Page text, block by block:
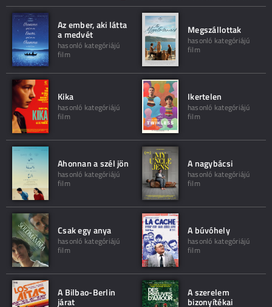
Az ember, aki látta
a medvét
hasonló kategóriájú
film
Megszállottak
hasonló kategóriájú
film
Kika
hasonló kategóriájú
film
Ikertelen
hasonló kategóriájú
film
Ahonnan a szél jön
hasonló kategóriájú
film
A nagybácsi
hasonló kategóriájú
film
Csak egy anya
hasonló kategóriájú
film
A búvóhely
hasonló kategóriájú
film
A Bilbao-Berlin
járat
A szerelem
bizonyítékai